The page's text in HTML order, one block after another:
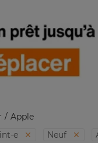
Apple
e Neuf